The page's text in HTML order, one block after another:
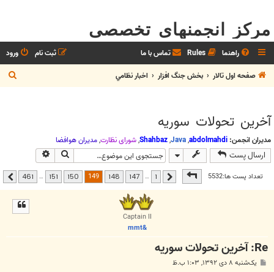
مرکز انجمنهای تخصصی
راهنما Rules تماس با ما ورود
ثبت نام
صفحه اول تالار
بخش جنگ افزار اخبار نظامي
ج
س
آخرين تحولات سوريه
مدیران انجمن: abdolmahdi
,
Java
,
Shahbaz
,شوراي نظارت,مديران هوافضا
ارسال پست جستجو
تعداد پست ها:5532
صفحه149
461 قبلی …
147
148
149
150
151
…
461 بعدی
Captain II
&mmt
Re: آخرين تحولات سوريه
پ یک‌شنبه ۸ دی ۱۳۹۲, ۱:۰۳ ب.ظ